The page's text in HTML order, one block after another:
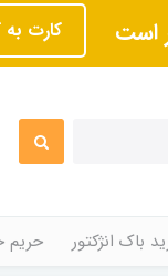
است کارت به
باک انژکتور